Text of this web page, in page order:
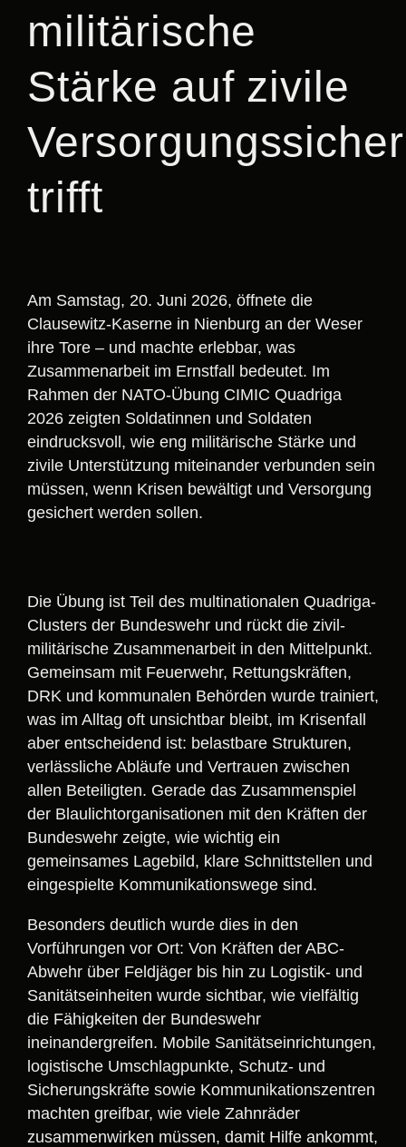
militärische
Stärke auf zivile
trifft
Am Samstag, 20. Juni 2026, öffnete die
Clausewitz-Kaserne in Nienburg an der Weser
ihre Tore – und machte erlebbar, was
Zusammenarbeit im Ernstfall bedeutet. Im
Rahmen der NATO-Übung CIMIC Quadriga
2026 zeigten Soldatinnen und Soldaten
eindrucksvoll, wie eng militärische Stärke und
zivile Unterstützung miteinander verbunden sein
müssen, wenn Krisen bewältigt und Versorgung
gesichert werden sollen.
Die Übung ist Teil des multinationalen Quadriga-
Clusters der Bundeswehr und rückt die zivil-
militärische Zusammenarbeit in den Mittelpunkt.
Gemeinsam mit Feuerwehr, Rettungskräften,
DRK und kommunalen Behörden wurde trainiert,
was im Alltag oft unsichtbar bleibt, im Krisenfall
aber entscheidend ist: belastbare Strukturen,
verlässliche Abläufe und Vertrauen zwischen
allen Beteiligten. Gerade das Zusammenspiel
der Blaulichtorganisationen mit den Kräften der
Bundeswehr zeigte, wie wichtig ein
gemeinsames Lagebild, klare Schnittstellen und
eingespielte Kommunikationswege sind.
Besonders deutlich wurde dies in den
Vorführungen vor Ort: Von Kräften der ABC-
Abwehr über Feldjäger bis hin zu Logistik- und
Sanitätseinheiten wurde sichtbar, wie vielfältig
die Fähigkeiten der Bundeswehr
ineinandergreifen. Mobile Sanitätseinrichtungen,
logistische Umschlagpunkte, Schutz- und
Sicherungskräfte sowie Kommunikationszentren
machten greifbar, wie viele Zahnräder
zusammenwirken müssen, damit Hilfe ankommt,